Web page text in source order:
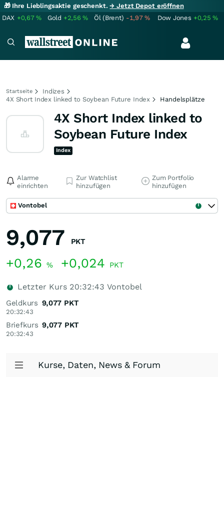
🎁 Ihre Lieblingsaktie geschenkt.→ Jetzt Depot eröffnen
DAX +0,67% Gold +2,56% Öl (Brent) -1,97% Dow Jones +0,25%
Startseite
Indizes
4X Short Index linked to Soybean Future Index
Handelsplätze
4X Short Index linked to
Soybean Future Index
Index
Alarme
einrichten
Zur Watchlist
hinzufügen
Zum Portfolio
hinzufügen
Vontobel
9,077 PKT
+0,26 % +0,024 PKT
Letzter Kurs 20:32:43 Vontobel
Geldkurs
20:32:43
9,077 PKT
Briefkurs
20:32:43
9,077 PKT
Kurse, Daten, News & Forum